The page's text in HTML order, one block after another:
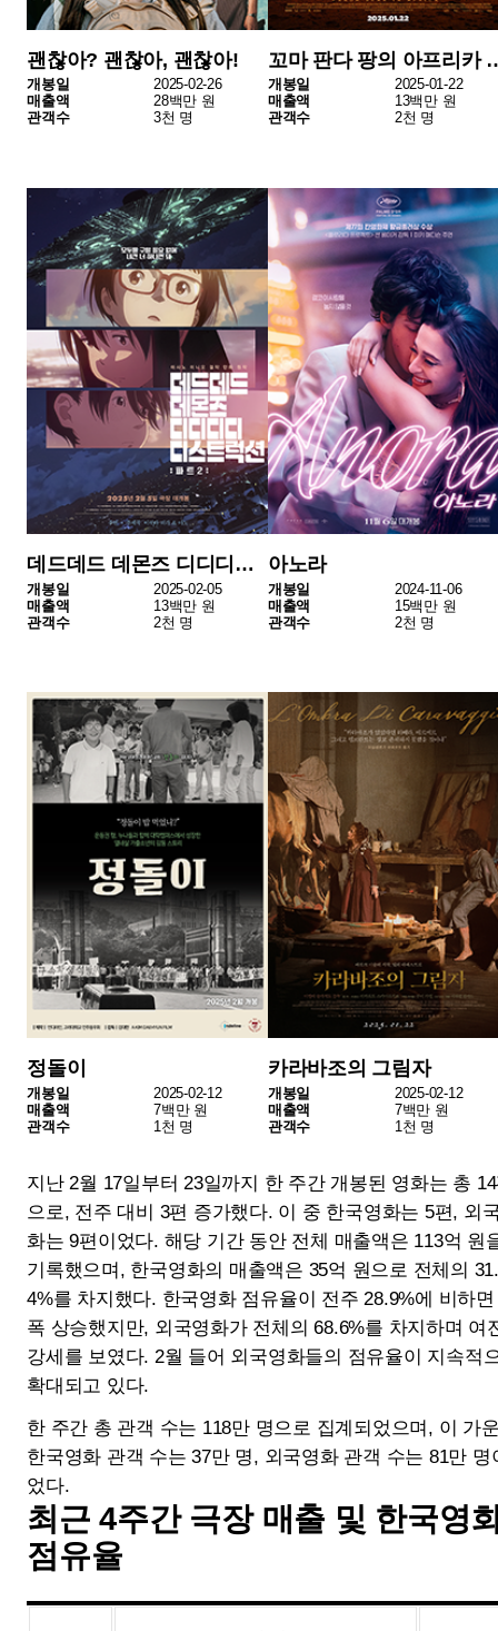
확대되고 있다.
한 주간 총 관객 수는 118만 명으로 집계되었으며, 이 가운데
한국영화 관객 수는 37만 명, 외국영화 관객 수는 81만 명이
었다.
최근 4주간 극장 매출 및 한국영화
기간
전체
개봉편수
매출액
(억 원)
관객수
(만 명)
개봉편수 매출
2월
3주차
113 118 5 35
2월
2주차
11 145 146 5 40
2월
1주차
14 117 121 9 96
1월
4주차
327 1
2월 1주차 위클리 박스오피스
2월 2주차 위클리 박스오피스
#박스오피스 #위클리박스오피스 #주간흥행
#2월3주차 #영화순위
함께 읽으면 좋은 콘텐츠
Special 2
불확실성과 가능성의
결산 보고서 요약 분석
Reading
K-오컬트의 가능성을